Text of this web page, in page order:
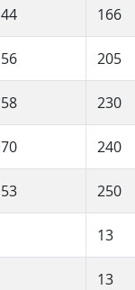
44 166
56 205
58 230
70 240
53 250
13
13